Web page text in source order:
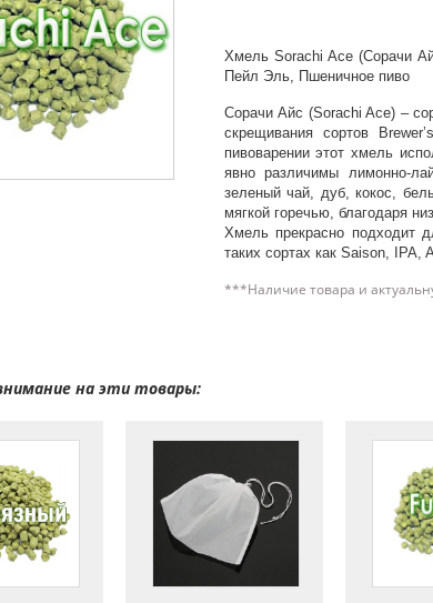
Хмель Sorachi Ace (Сорачи
Пейл Эль, Пшеничное пиво
Сорачи Айс (Sorachi Ace) –
скрещивания сортов
пивоварении этот хмель
явно различимы лимонно-
зеленый чай, дуб, кокос,
мягкой горечью, благодаря
Хмель прекрасно подходит
таких сортах как Saison, IPA,
***Наличие товара и
на эти товары: